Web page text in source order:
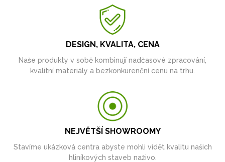
DESIGN, KVALITA, CENA
Naše produkty v sobě kombinují nadčasové zpracování,
kvalitní materiály a bezkonkurenční cenu na trhu.
NEJVĚTŠÍ SHOWROOMY
Stavíme ukázková centra abyste mohli vidět kvalitu našich
hliníkových staveb naživo.